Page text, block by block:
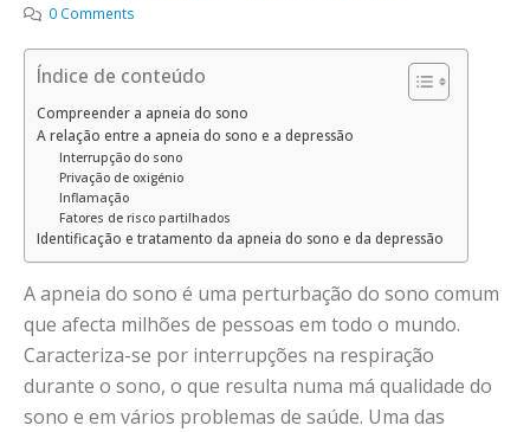
0 Comments
Índice de conteúdo
Compreender a apneia do sono
A relação entre a apneia do sono e a depressão
Interrupção do sono
Privação de oxigénio
Inflamação
Fatores de risco partilhados
Identificação e tratamento da apneia do sono e da depressão
A apneia do sono é uma perturbação do sono comum
que afecta milhões de pessoas em todo o mundo.
Caracteriza-se por interrupções na respiração
durante o sono, o que resulta numa má qualidade do
sono e em vários problemas de saúde. Uma das